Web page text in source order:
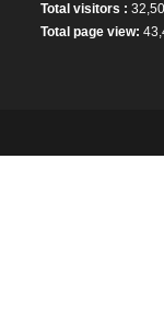
Total visitors :
Total page view: